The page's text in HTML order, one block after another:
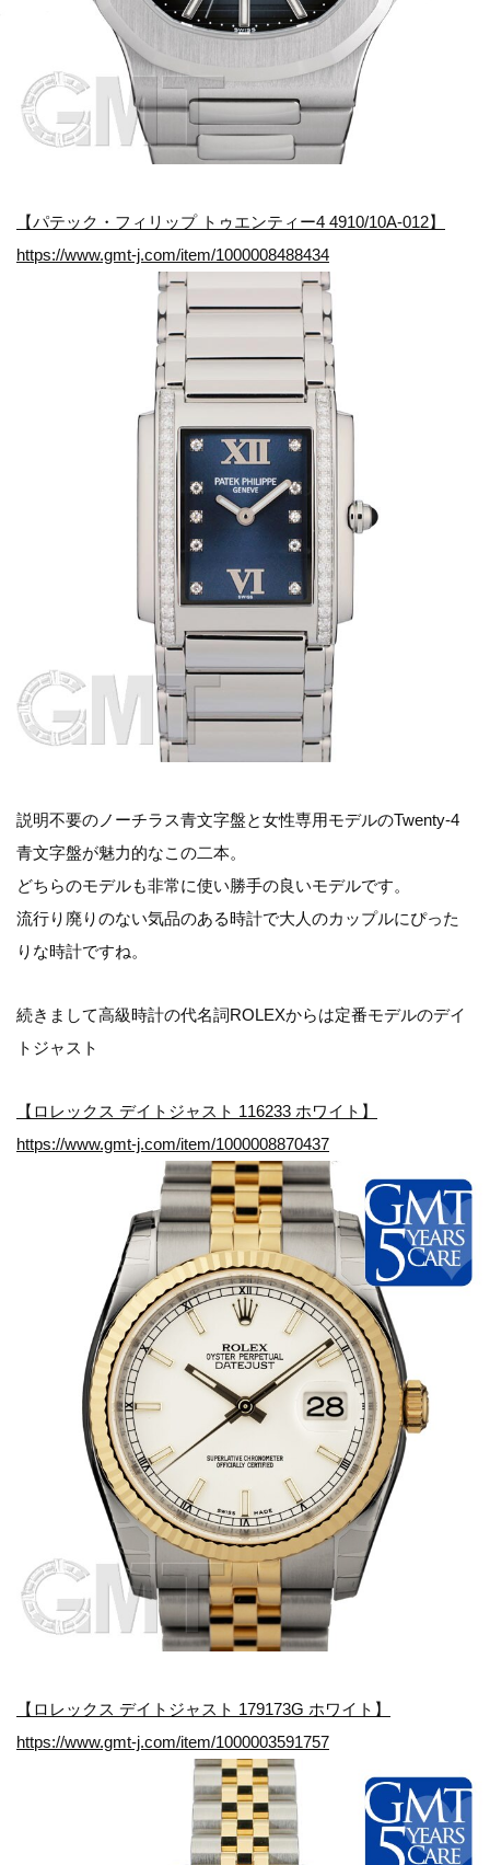
【パテック・フィリップ トゥエンティー4 4910/10A-012】
https://www.gmt-j.com/item/1000008488434
説明不要のノーチラス青文字盤と女性専用モデルのTwenty-4
青文字盤が魅力的なこの二本。
どちらのモデルも非常に使い勝手の良いモデルです。
流行り廃りのない気品のある時計で大人のカップルにぴった
りな時計ですね。
続きまして高級時計の代名詞ROLEXからは定番モデルのデイ
トジャスト
【ロレックス デイトジャスト 116233 ホワイト】
https://www.gmt-j.com/item/1000008870437
【ロレックス デイトジャスト 179173G ホワイト】
https://www.gmt-j.com/item/1000003591757